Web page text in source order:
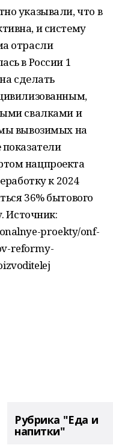
указывали, что в
и систему
отрасли
в России 1
сделать
свалками и
вывозимых на
нацпроекта
к 2024
36% бытового
Источник:
proekty/onf-
reformy-
Рубрика "Еда и
напитки"